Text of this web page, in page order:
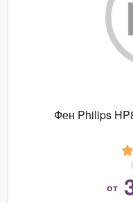
Фен Philips
от